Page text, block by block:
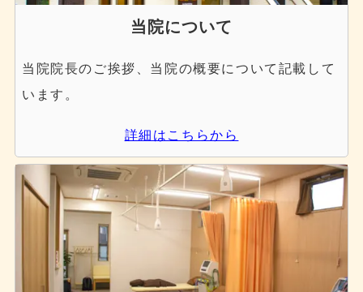
当院について
当院院長のご挨拶、当院の概要について記載して
います。
詳細はこちらから